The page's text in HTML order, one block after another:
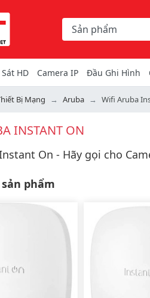
Chọn danh mục tìm
Từ khóa hoặc mã hàng
HD Camera IP Đầu Ghi Hình
Bị Mạng Aruba Wifi Aruba
INSTANT ON
On - Hãy gọi cho
phẩm